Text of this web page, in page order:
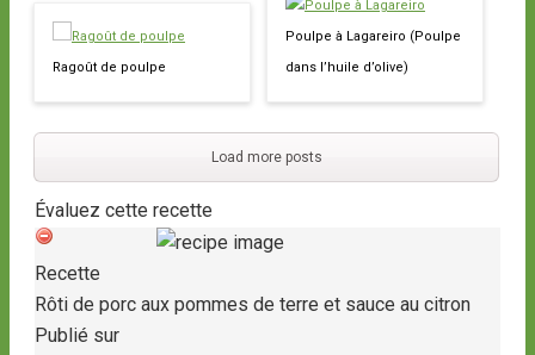
Ragoût de poulpe
Poulpe à Lagareiro (Poulpe
dans l’huile d’olive)
Load more posts
Évaluez cette recette
Recette
Rôti de porc aux pommes de terre et sauce au citron
Publié sur